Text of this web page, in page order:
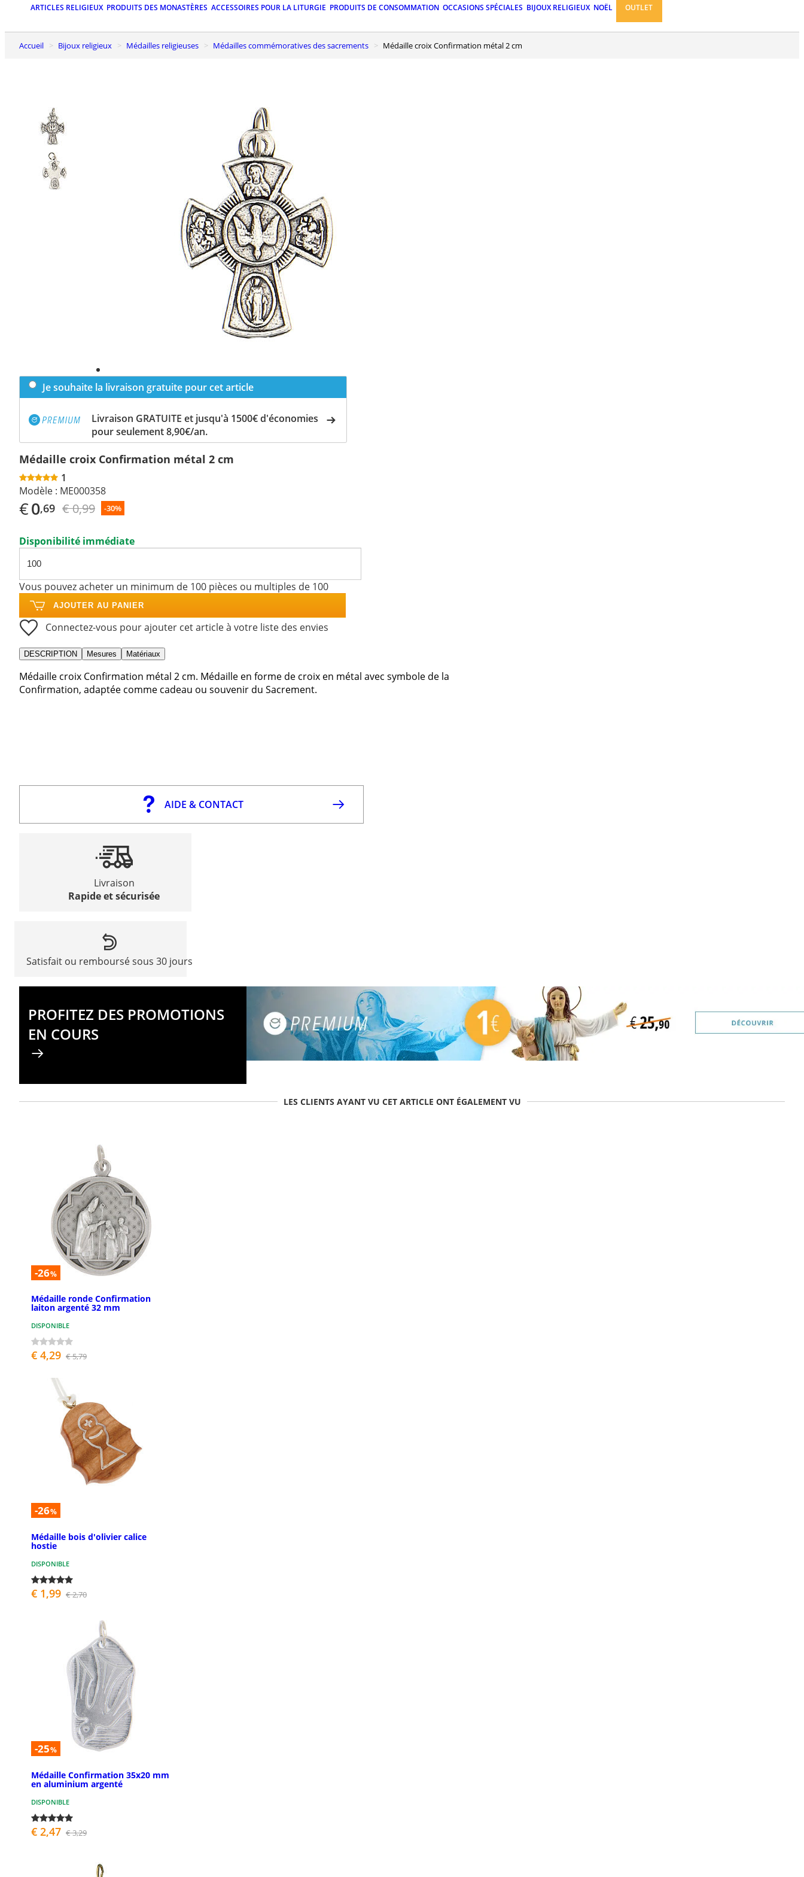
ARTICLES RELIGIEUX PRODUITS DES MONASTÈRES ACCESSOIRES POUR LA LITURGIE PRODUITS DE CONSOMMATION OCCASIONS SPÉCIALES BIJOUX RELIGIEUX NOËL OUTLET
Accueil Bijoux religieux Médailles religieuses Médailles commémoratives des sacrements Médaille croix Confirmation métal 2 cm
Je souhaite la livraison gratuite pour cet article
Livraison GRATUITE et jusqu'à 1500€ d'économies
pour seulement 8,90€/an.
Médaille croix Confirmation métal 2 cm
1
Modèle : ME000358
€0,69 € 0,99 -30%
Disponibilité immédiate
Vous pouvez acheter un minimum de 100 pièces ou multiples de 100
AJOUTER AU PANIER
Connectez-vous pour ajouter cet article à votre liste des envies
DESCRIPTION Mesures Matériaux
Médaille croix Confirmation métal 2 cm. Médaille en forme de croix en métal avec symbole de la
Confirmation, adaptée comme cadeau ou souvenir du Sacrement.
AIDE & CONTACT
Livraison
Rapide et sécurisée
Satisfait ou remboursé sous 30 jours
PROFITEZ DES PROMOTIONS
EN COURS
LES CLIENTS AYANT VU CET ARTICLE ONT ÉGALEMENT VU
-26%
Médaille ronde Confirmation
laiton argenté 32 mm
DISPONIBLE
€ 4,29 € 5,79
-26%
Médaille bois d'olivier calice
hostie
DISPONIBLE
€ 1,99 € 2,70
-25%
Médaille Confirmation 35x20 mm
en aluminium argenté
DISPONIBLE
€ 2,47 € 3,29